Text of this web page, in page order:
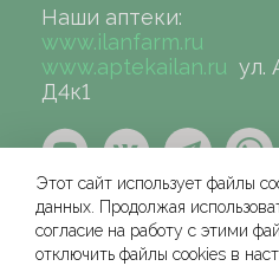
Наши аптеки:
www.ilanfarm.ru
www.aptekailan.ru ул.
Д4к1
Этот сайт использует файлы
данных. Продолжая
согласие на работу с этими
отключить файлы cookies в